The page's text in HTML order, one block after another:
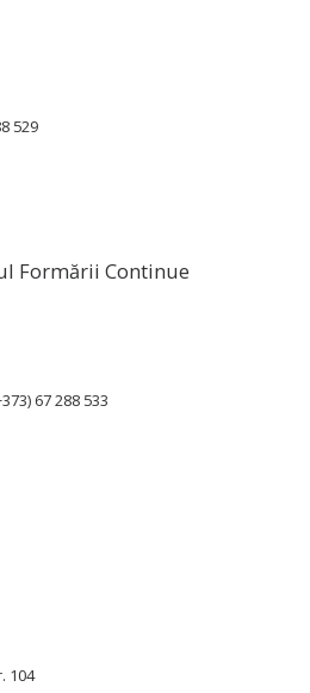
529
Formării Continue
67 288 533
104